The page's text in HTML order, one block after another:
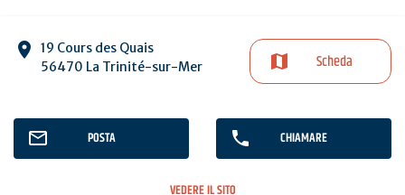
19 Cours des Quais
56470 La Trinité-sur-Mer
Scheda
POSTA CHIAMARE
VEDERE IL SITO